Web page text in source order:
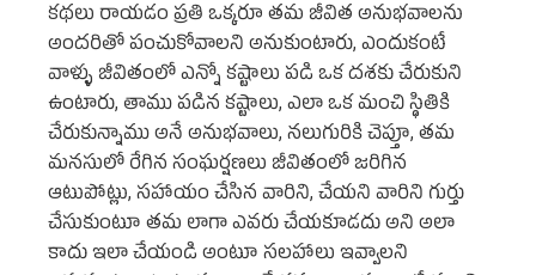
కథలు రాయడం ప్రతి ఒక్కరూ తమ జీవిత అనుభవాలను
అందరితో పంచుకోవాలని అనుకుంటారు, ఎందుకంటే
వాళ్ళు జీవితంలో ఎన్నో కష్టాలు పడి ఒక దశకు చేరుకుని
ఉంటారు, తాము పడిన కష్టాలు, ఎలా ఒక మంచి స్థితికి
చేరుకున్నాము అనే అనుభవాలు, నలుగురికి చెప్తూ, తమ
మనసులో రేగిన సంఘర్షణలు జీవితంలో జరిగిన
ఆటుపోట్లు, సహాయం చేసిన వారిని, చేయని వారిని గుర్తు
చేసుకుంటూ తమ లాగా ఎవరు చేయకూడదు అని అలా
కాదు ఇలా చేయండి అంటూ సలహాలు ఇవ్వాలని